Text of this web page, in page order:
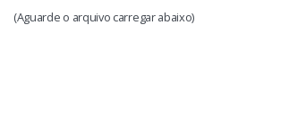
(Aguarde o arquivo carregar abaixo)